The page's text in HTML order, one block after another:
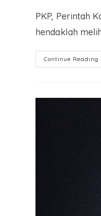
PKP, Perintah
hendaklah
Continue Reading